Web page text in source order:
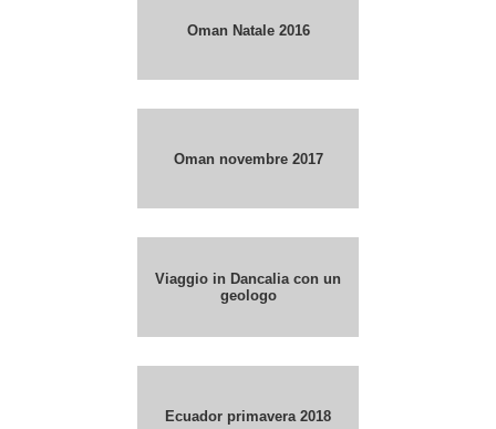
Oman Natale 2016
Oman novembre 2017
Viaggio in Dancalia con un
geologo
Ecuador primavera 2018